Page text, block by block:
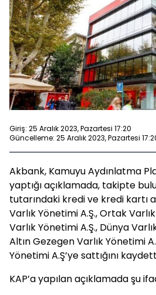
Giriş: 25 Aralık 2023, Pazartesi 17:20
Güncelleme: 25 Aralık 2023, Pazartesi
Akbank, Kamuyu Aydınlatma
yaptığı açıklamada, takipte
tutarındaki kredi ve kredi kartı
Varlık Yönetimi A.Ş., Ortak
Varlık Yönetimi A.Ş., Dünya
Altın Gezegen Varlık Yönetimi
Yönetimi A.Ş’ye sattığını
KAP’a yapılan açıklamada şu